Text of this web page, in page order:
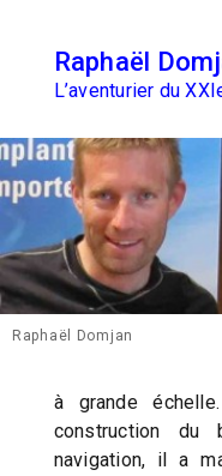
Raphaël
L’aventurier du
Raphaël Domjan
à grande
construction du
navigation, il a